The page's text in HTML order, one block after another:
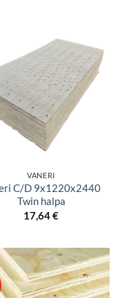
VANERI
C/D 9x1220x2440
Twin halpa
17,64€